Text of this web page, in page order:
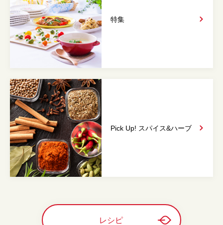
特集
Pick Up! スパイス&ハーブ
レシピ